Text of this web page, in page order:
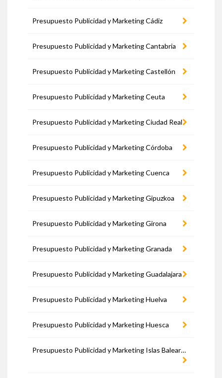
Presupuesto Publicidad y Marketing Cádiz
Presupuesto Publicidad y Marketing Cantabria
Presupuesto Publicidad y Marketing Castellón
Presupuesto Publicidad y Marketing Ceuta
Presupuesto Publicidad y Marketing Ciudad Real
Presupuesto Publicidad y Marketing Córdoba
Presupuesto Publicidad y Marketing Cuenca
Presupuesto Publicidad y Marketing Gipuzkoa
Presupuesto Publicidad y Marketing Girona
Presupuesto Publicidad y Marketing Granada
Presupuesto Publicidad y Marketing Guadalajara
Presupuesto Publicidad y Marketing Huelva
Presupuesto Publicidad y Marketing Huesca
Presupuesto Publicidad y Marketing Islas Baleares